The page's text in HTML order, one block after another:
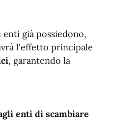
già possiedono,
l'effetto principale
, garantendo la
enti di scambiare